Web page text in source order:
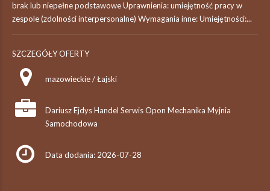
brak lub niepełne podstawowe Uprawnienia: umiejętność pracy w
zespole (zdolności interpersonalne) Wymagania inne: Umiejętności:...
SZCZEGÓŁY OFERTY
mazowieckie / Łajski
Dariusz Ejdys Handel Serwis Opon Mechanika Myjnia
Samochodowa
Data dodania: 2026-07-28